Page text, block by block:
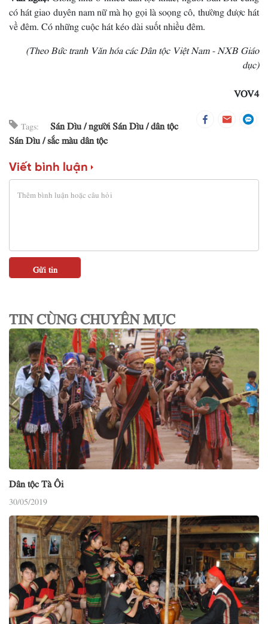
có hát giao duyên nam nữ mà họ gọi là soọng cô, thường được hát
về đêm. Có những cuộc hát kéo dài suốt nhiều đêm.
(Theo Bức tranh Văn hóa các Dân tộc Việt Nam - NXB Giáo
dục)
VOV4
Tags: Sán Dìu người Sán Dìu dân tộc
Sán Dìu sắc màu dân tộc
Viết bình luận
TIN CÙNG CHUYÊN MỤC
Dân tộc Tà Ôi
30/05/2019